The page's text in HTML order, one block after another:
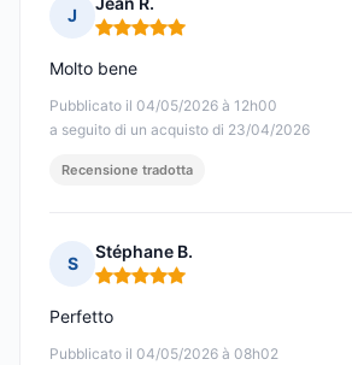
J
Nota: 5 su 5
Pubblicato il 04/05/2026 à 12h00
a seguito di un acquisto di 23/04/2026
Molto bene
Recensione tradotta
S
Stéphane B.
Nota: 5 su 5
Pubblicato il 04/05/2026 à 08h02
Perfetto